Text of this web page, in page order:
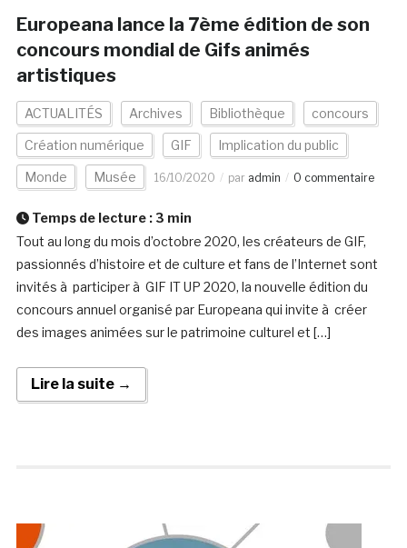
Europeana lance la 7ème édition de son
concours mondial de Gifs animés
artistiques
ACTUALITÉS Archives Bibliothèque concours
Création numérique GIF Implication du public
Monde Musée 16/10/2020 par admin 0 commentaire
Temps de lecture : 3 min
Tout au long du mois d’octobre 2020, les créateurs de GIF,
passionnés d’histoire et de culture et fans de l’Internet sont
invités à participer à GIF IT UP 2020, la nouvelle édition du
concours annuel organisé par Europeana qui invite à créer
des images animées sur le patrimoine culturel et […]
Lire la suite →